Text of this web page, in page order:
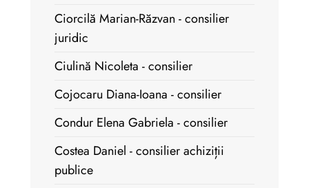
Ciorcilă Marian-Răzvan - consilier
juridic
Ciulină Nicoleta - consilier
Cojocaru Diana-Ioana - consilier
Condur Elena Gabriela - consilier
Costea Daniel - consilier achiziții
publice